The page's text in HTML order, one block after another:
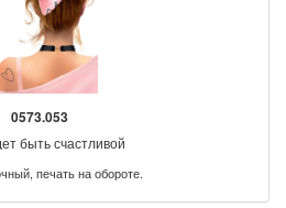
0573.053
быть счастливой
печать на обороте.